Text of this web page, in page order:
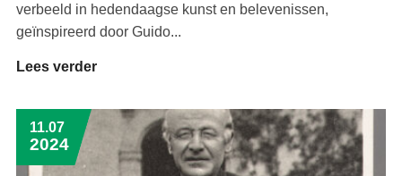
verbeeld in hedendaagse kunst en belevenissen,
geïnspireerd door Guido...
Lees verder
11.07
2024